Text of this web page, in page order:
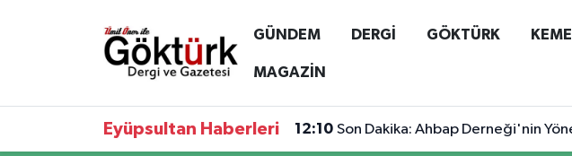
GÜNDEM DERGİ GÖKTÜRK
MAGAZİN
Eyüpsultan Haberleri 12:10 Son Dakika: Ahbap Derneği'nin
Anne Çocuk
Eyüpsultan Hava Durumu